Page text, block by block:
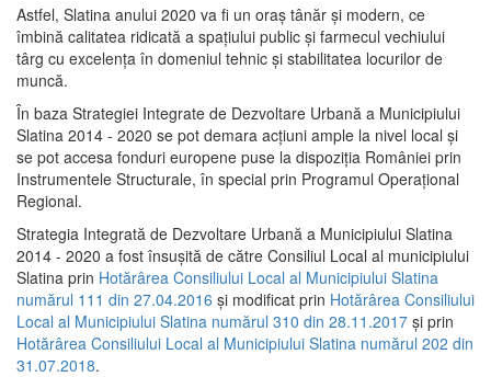
Astfel, Slatina anului 2020 va fi un oraş tânăr şi modern, ce
îmbină calitatea ridicată a spaţiului public şi farmecul vechiului
târg cu excelenţa în domeniul tehnic şi stabilitatea locurilor de
muncă.
În baza Strategiei Integrate de Dezvoltare Urbană a Municipiului
Slatina 2014 - 2020 se pot demara acţiuni ample la nivel local şi
se pot accesa fonduri europene puse la dispoziţia României prin
Instrumentele Structurale, în special prin Programul Operațional
Regional.
Strategia Integrată de Dezvoltare Urbană a Municipiului Slatina
2014 - 2020 a fost însuşită de către Consiliul Local al municipiului
Slatina prin Hotărârea Consiliului Local al Municipiului Slatina
numărul 111 din 27.04.2016 și modificat prin Hotărârea Consiliului
Local al Municipiului Slatina numărul 310 din 28.11.2017 și prin
Hotărârea Consiliului Local al Municipiului Slatina numărul 202 din
31.07.2018.